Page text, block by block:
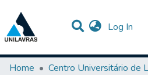
Log In
Communities &
All of
Home